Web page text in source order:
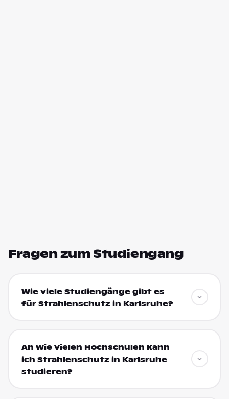
Fragen zum Studiengang
Wie viele Studiengänge gibt es
für Strahlenschutz in Karlsruhe?
An wie vielen Hochschulen kann
ich Strahlenschutz in Karlsruhe
studieren?